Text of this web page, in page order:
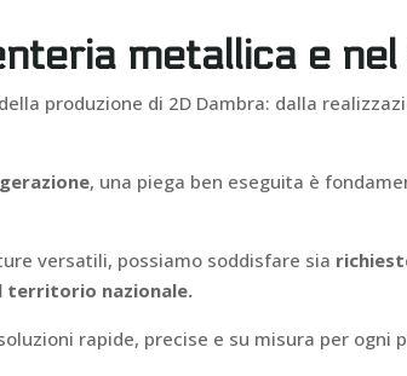
metallica e
produzione di 2D Dambra: dalla
, una piega ben eseguita è
versatili, possiamo soddisfare sia
nazionale.
rapide, precise e su misura per ogni